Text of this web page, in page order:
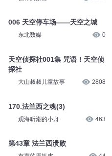
006 天空停车场——天空之城
东北数媒 0
天空侦探社001集 咒语！天空侦
探社
大山叔叔儿童故事 2808
170.法兰西之魂(3)
观海听潮的小舟 463
第43章 法兰西溃败